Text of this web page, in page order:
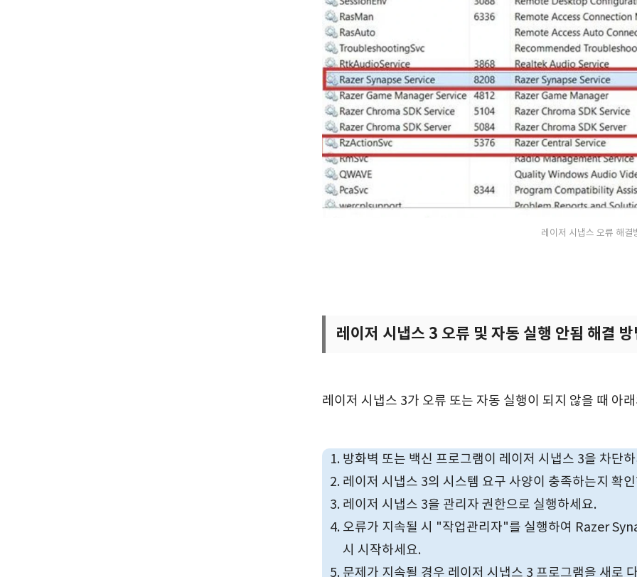
레이저 시냅스 오류 해결
레이저 시냅스 3 오류 및 자동 실행 안됨 해결 방
레이저 시냅스 3가 오류 또는 자동 실행이 되지 않을 때 아
방화벽 또는 백신 프로그램이 레이저 시냅스 3을 차단
레이저 시냅스 3의 시스템 요구 사양이 충족하는지 확
레이저 시냅스 3을 관리자 권한으로 실행하세요.
오류가 지속될 시 "작업관리자"를 실행하여 Razer
시 시작하세요.
문제가 지속될 경우 레이저 시냅스 3 프로그램을 새로